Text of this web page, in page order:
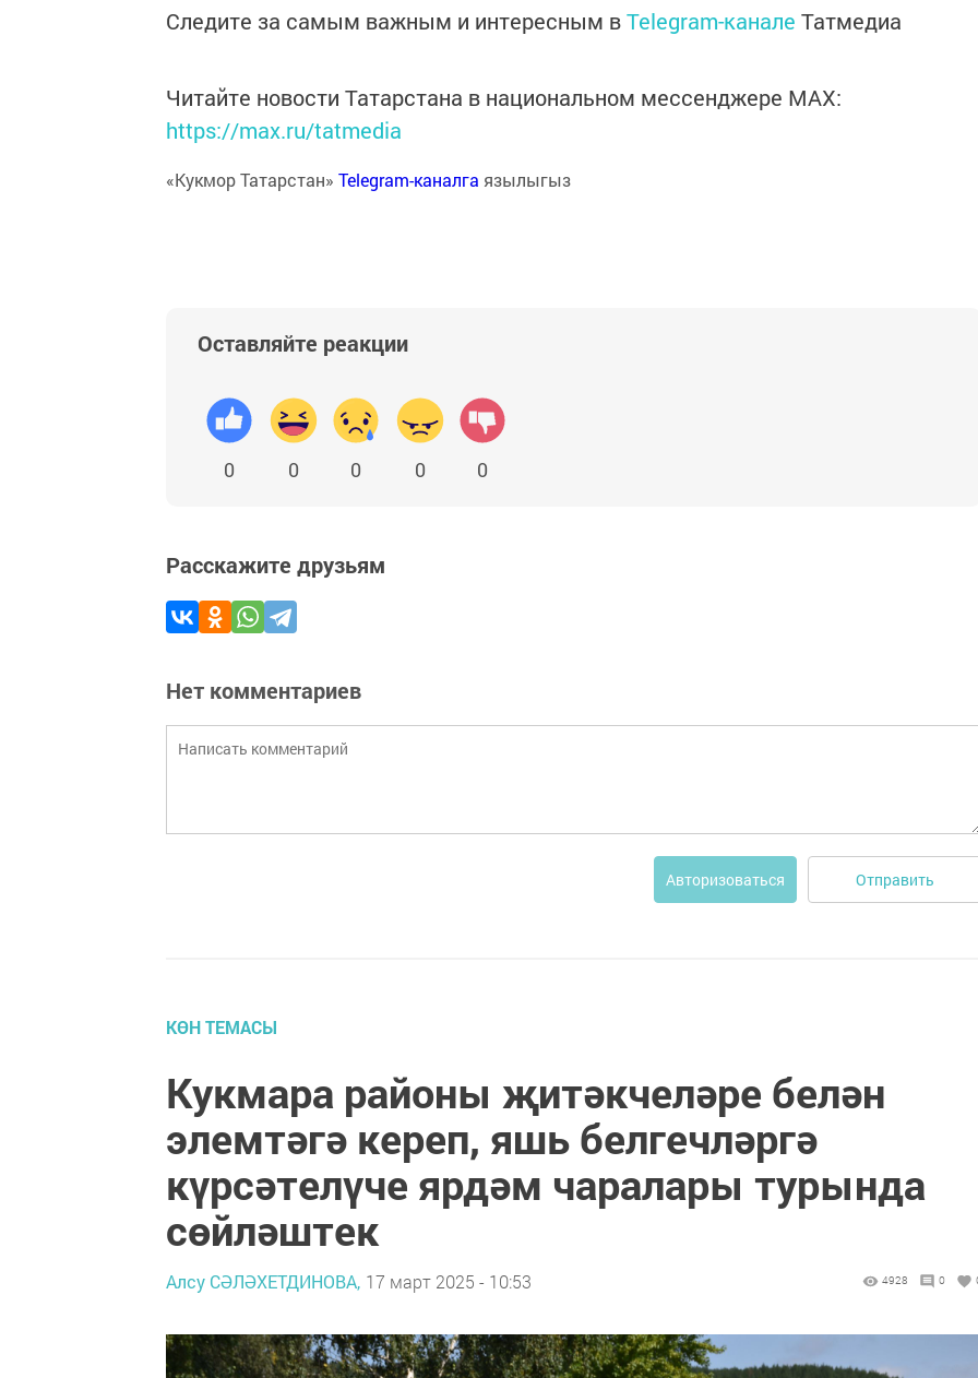
Следите за самым важным и интересным вTelegram-канале Татмедиа
Читайте новости Татарстана в национальном мессенджере MАХ:
https://max.ru/tatmedia
«Кукмор Татарстан» Telegram-каналга язылыгыз
Оставляйте реакции
0 0 0 0 0
Расскажите друзьям
Нет комментариев
Авторизоваться Отправить
КӨН ТЕМАСЫ
Кукмара районы җитәкчеләре белән
элемтәгә кереп, яшь белгечләргә
күрсәтелүче ярдәм чаралары турында
сөйләштек
Алсу СӘЛӘХЕТДИНОВА, 17 март 2025 - 10:53 4928 0